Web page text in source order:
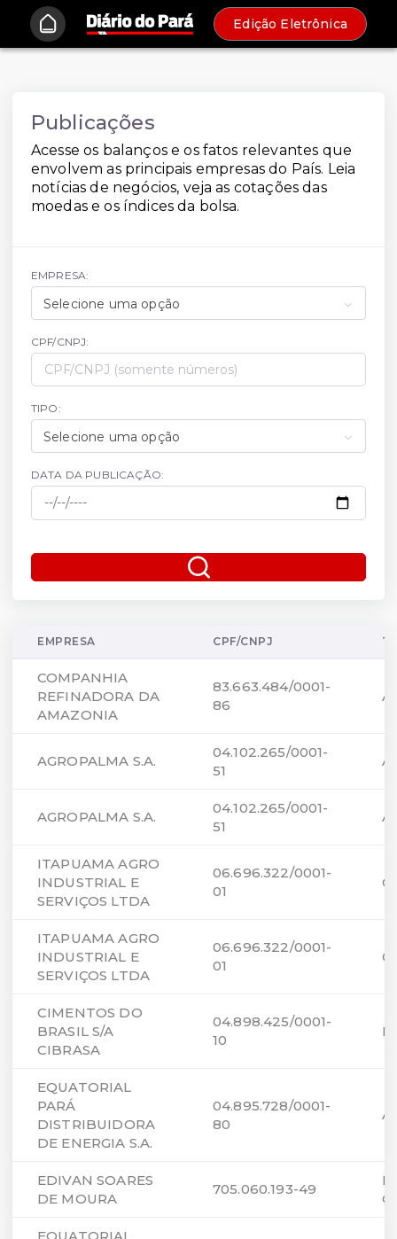
Edição Eletrônica
Publicações
Acesse os balanços e os fatos relevantes que
envolvem as principais empresas do País. Leia
notícias de negócios, veja as cotações das
moedas e os índices da bolsa.
EMPRESA:
Selecione uma opção
CPF/CNPJ:
TIPO:
Selecione uma opção
DATA DA PUBLICAÇÃO:
EMPRESA CPF/CNPJ
COMPANHIA
REFINADORA DA
AMAZONIA
83.663.484/0001-
86
AGROPALMA S.A.
04.102.265/0001-
51
AGROPALMA S.A.
04.102.265/0001-
51
ITAPUAMA AGRO
INDUSTRIAL E
SERVIÇOS LTDA
06.696.322/0001-
01
ITAPUAMA AGRO
INDUSTRIAL E
SERVIÇOS LTDA
06.696.322/0001-
01
CIMENTOS DO
BRASIL S/A
CIBRASA
04.898.425/0001-
10
EQUATORIAL
PARÁ
DISTRIBUIDORA
DE ENERGIA S.A.
04.895.728/0001-
80
EDIVAN SOARES
DE MOURA
705.060.193-49
EQUATORIAL